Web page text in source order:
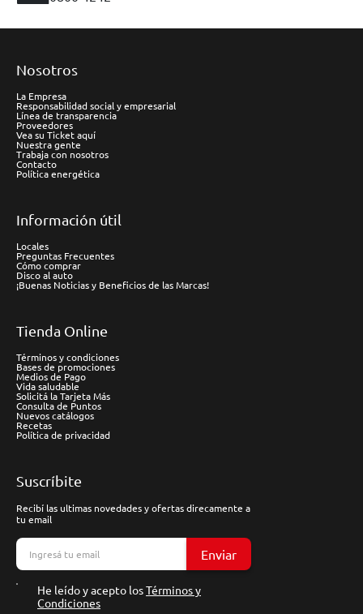
Nosotros
La Empresa
Responsabilidad social y empresarial
Línea de transparencia
Proveedores
Vea su Ticket aquí
Nuestra gente
Trabaja con nosotros
Contacto
Política energética
Información útil
Locales
Preguntas Frecuentes
Cómo comprar
Disco al auto
¡Buenas Noticias y Beneficios de las Marcas!
Tienda Online
Términos y condiciones
Bases de promociones
Medios de Pago
Vida saludable
Solicitá la Tarjeta Más
Consulta de Puntos
Nuevos catálogos
Recetas
Política de privacidad
Suscríbite
Recibí las ultimas novedades y ofertas direcamente a
tu email
Enviar
He leído y acepto losTérminos y
Condiciones